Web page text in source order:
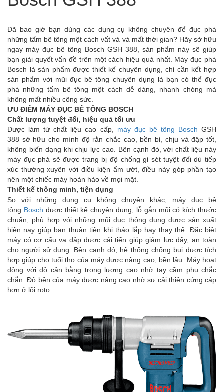
Đã bao giờ bạn dùng các dụng cụ không chuyên để đục phá
những tấm bê tông một cách vất vả và mất thời gian? Hãy sở hữu
ngay máy đục bê tông Bosch GSH 388 , sản phẩm này sẽ giúp
bạn giải quyết vấn đề trên một cách hiệu quả nhất. Máy đục phá
Bosch là sản phẩm được thiết kế chuyên dụng, chỉ cần kết hợp
sản phẩm với mũi đục bê tông chuyên dụng là bạn có thể đục
phá những tấm bê tông một cách dễ dàng, nhanh chóng mà
không mất nhiều công sức.
ƯU ĐIỂM MÁY ĐỤC BÊ TÔNG BOSCH
Chất lượng tuyệt đối, hiệu quả tối ưu
Được làm từ chất liệu cao cấp, máy đục bê tông Bosch GSH
388 sở hữu cho mình độ rắn chắc cao, bền bỉ, chịu và đập tốt,
không biến dạng khi chịu lực cao. Bên cạnh đó, với chất liệu này
máy đục phá sẽ được trang bị độ chống gỉ sét tuyệt đối dù tiếp
xúc thường xuyên với điều kiện ẩm ướt, điều này góp phần tạo
nên một chiếc máy hoàn hảo về mọi mặt.
Thiết kế thông minh, tiện dụng
So với những dụng cụ không chuyên khác, máy đục bê
tông Bosch được thiết kế chuyên dụng, lỗ gắn mũi có kích thước
chuẩn, phù hợp vói những mũi đục thông dụng được sản xuất
hiện nay giúp bạn thuận tiện khi tháo lắp hay thay thế. Đặc biệt
máy có cơ cấu va đập được cải tiến giúp giảm lực đẩy, an toàn
cho người sử dụng. Bên cạnh đó, hệ thống chống bụi được tích
hợp giúp cho tuổi thọ của máy được nâng cao, bền lâu. Máy hoạt
động với độ cân bằng trọng lượng cao nhờ tay cầm phụ chắc
chắn. Độ bền của máy được nâng cao nhờ sự cải thiện cứng cáp
hơn ở lõi roto.